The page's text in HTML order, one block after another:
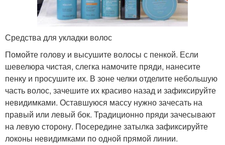
Средства для укладки волос
Помойте голову и высушите волосы с пенкой. Если
шевелюра чистая, слегка намочите пряди, нанесите
пенку и просушите их. В зоне челки отделите небольшую
часть волос, зачешите их красиво назад и зафиксируйте
невидимками. Оставшуюся массу нужно зачесать на
правый или левый бок. Традиционно пряди зачесывают
на левую сторону. Посередине затылка зафиксируйте
локоны невидимками по одной прямой линии.